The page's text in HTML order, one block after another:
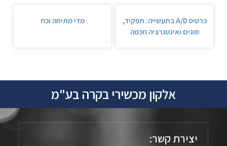
כרטיס A/D בתעשייה: תפקיד,
סוגים ואינטגרציה חכמה
מדי מתיחה וכח
אלקון מכשירי בקרה בע"מ
יצירת קשר: